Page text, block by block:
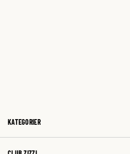
KATEGORIER